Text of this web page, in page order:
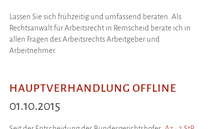
Lassen Sie sich frühzeitig und umfassend beraten. Als
Rechtsanwalt für Arbeitsrecht in Remscheid berate ich in
allen Fragen des Arbeitsrechts Arbeitgeber und
Arbeitnehmer.
HAUPTVERHANDLUNG OFFLINE
01.10.2015